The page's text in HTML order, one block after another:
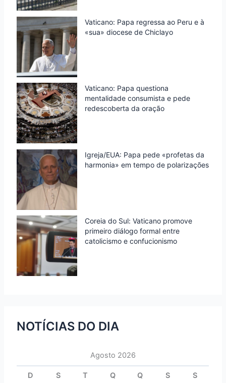
Vaticano: Papa regressa ao Peru e à
«sua» diocese de Chiclayo
Vaticano: Papa questiona
mentalidade consumista e pede
redescoberta da oração
Igreja/EUA: Papa pede «profetas da
harmonia» em tempo de polarizações
Coreia do Sul: Vaticano promove
primeiro diálogo formal entre
catolicismo e confucionismo
NOTÍCIAS DO DIA
Agosto 2026
D S T Q Q S S